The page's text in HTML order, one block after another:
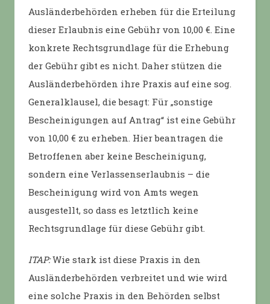
Ausländerbehörden erheben für die Erteilung
dieser Erlaubnis eine Gebühr von 10,00 €. Eine
konkrete Rechtsgrundlage für die Erhebung
der Gebühr gibt es nicht. Daher stützen die
Ausländerbehörden ihre Praxis auf eine sog.
Generalklausel, die besagt: Für „sonstige
Bescheinigungen auf Antrag“ ist eine Gebühr
von 10,00 € zu erheben. Hier beantragen die
Betroffenen aber keine Bescheinigung,
sondern eine Verlassenserlaubnis – die
Bescheinigung wird von Amts wegen
ausgestellt, so dass es letztlich keine
Rechtsgrundlage für diese Gebühr gibt.
ITAP:Wie stark ist diese Praxis in den
Ausländerbehörden verbreitet und wie wird
eine solche Praxis in den Behörden selbst